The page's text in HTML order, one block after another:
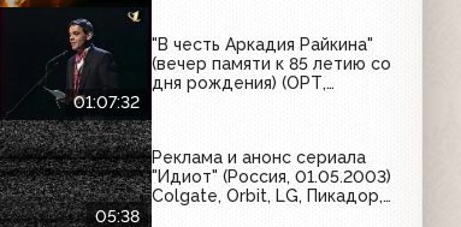
01:07:32
"В честь Аркадия Райкина"
(вечер памяти к 85 летию со
дня рождения) (ОРТ,
05:38
Реклама и анонс сериала
"Идиот" (Россия, 01.05.2003)
Colgate, Orbit, LG, Пикадор,